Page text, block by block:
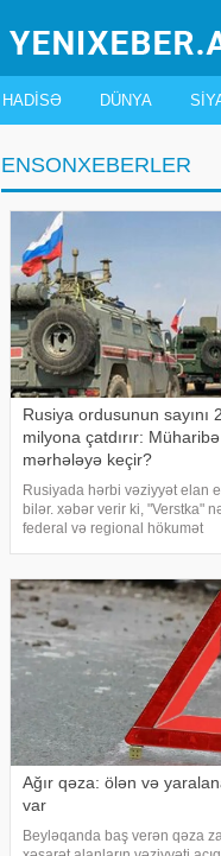
HADISƏ DÜNYA
ENSONXEBERLER
Rusiya ordusunun sayını
milyona çatdırır:
mərhələyə keçir?
Rusiyada hərbi vəziyyət elan
bilər. xəbər verir ki, "Verstka"
federal və regional hökumət
məlumata görə, Rusiya
sentyab
Ağır qəza: ölən və
var
Beyləqanda baş verən qəza